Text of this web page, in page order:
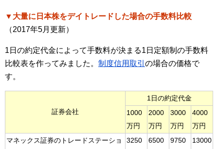
▼大量に日本株をデイトレードした場合の手数料比較
（2017年5月更新）
1日の約定代金によって手数料が決まる1日定額制の手数料
比較表を作ってみました。 制度信用取引 の場合の価格で
す。
証券会社
1日の約定代金
1000
万円
2000
万円
3000
万円
4000
万円
マネックス証券のトレードステーショ
3250
6500
9750
13000